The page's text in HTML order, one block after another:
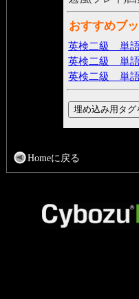
おすすめブ
英検二級 単
英検二級 単
英検二級 単
Homeに戻る